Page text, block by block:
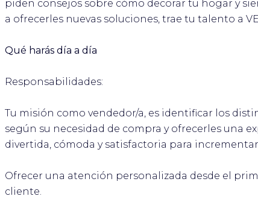
piden consejos sobre cómo decorar tu hogar y
a ofrecerles nuevas soluciones, trae tu talento a
Qué harás día a día
Responsabilidades:
Tu misión como vendedor/a, es identificar los
según su necesidad de compra y ofrecerles una
divertida, cómoda y satisfactoria para incrementar
Ofrecer una atención personalizada desde el
cliente.